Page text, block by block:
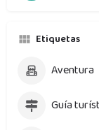
Etiquetas
Aventura
Guía